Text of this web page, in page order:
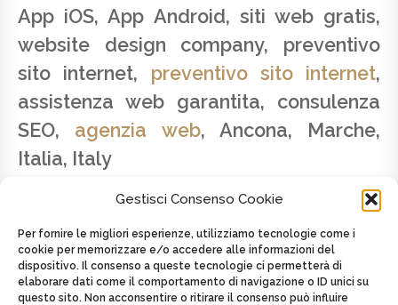
Gestisci Consenso Cookie
Per fornire le migliori esperienze, utilizziamo tecnologie come i
cookie per memorizzare e/o accedere alle informazioni del
dispositivo. Il consenso a queste tecnologie ci permetterà di
elaborare dati come il comportamento di navigazione o ID unici su
questo sito. Non acconsentire o ritirare il consenso può influire
App iOS, App Android, siti web gratis,
website design company, preventivo
sito internet, preventivo sito internet,
assistenza web garantita, consulenza
SEO, agenzia web, Ancona, Marche,
Italia, Italy
SAVINO LATTANZIO - P.IVA 02179820424 -
CELL. +39 347.2625439